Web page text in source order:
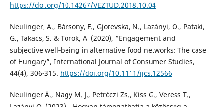
https://doi.org/10.14267/VEZTUD.2018.10.04
Neulinger, A., Bársony, F., Gjorevska, N., Lazányi, O., Pataki,
G., Takács, S. & Török, A. (2020), “Engagement and
subjective well‐being in alternative food networks: The case
of Hungary”, International Journal of Consumer Studies,
44(4), 306-315. https://doi.org/10.1111/ijcs.12566
Neulinger Á., Nagy M. J., Petróczi Zs., Kiss G., Veress T.,